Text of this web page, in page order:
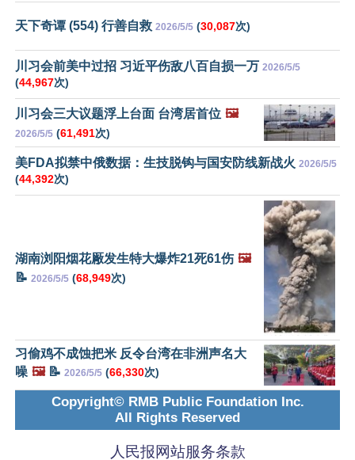
天下奇谭 (554) 行善自救 2026/5/5 (30,087次)
川习会前美中过招 习近平伤敌八百自损一万 2026/5/5
(44,967次)
川习会三大议题浮上台面 台湾居首位 🖼️
2026/5/5 (61,491次)
美FDA拟禁中俄数据：生技脱钩与国安防线新战火 2026/5/5
(44,392次)
湖南浏阳烟花厰发生特大爆炸21死61伤 🖼️
📝 2026/5/5 (68,949次)
习偷鸡不成蚀把米 反令台湾在非洲声名大
噪 🖼️📝 2026/5/5 (66,330次)
Copyright© RMB Public Foundation Inc.
All Rights Reserved
人民报网站服务条款